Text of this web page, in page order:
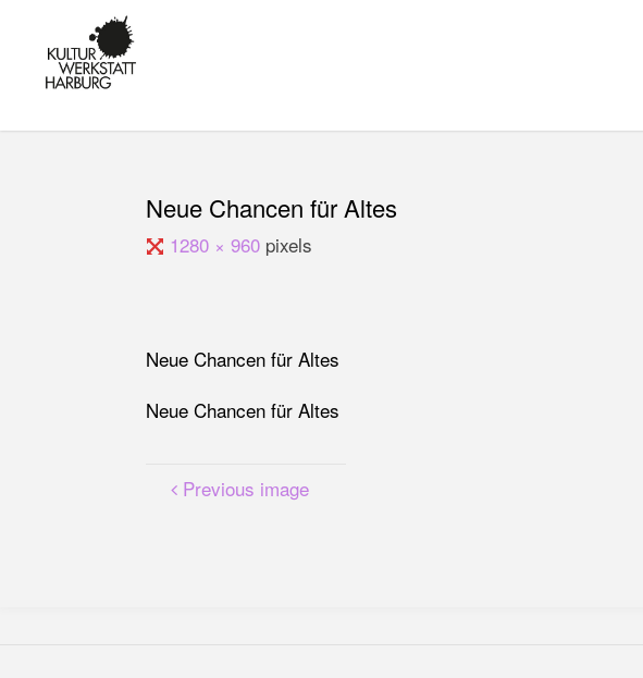
content
KUNST,
KANALPLATZ
Neue Chancen für Altes
Full1280 × 960 pixels
Neue Chancen für Altes
Neue Chancen für Altes
Previous image